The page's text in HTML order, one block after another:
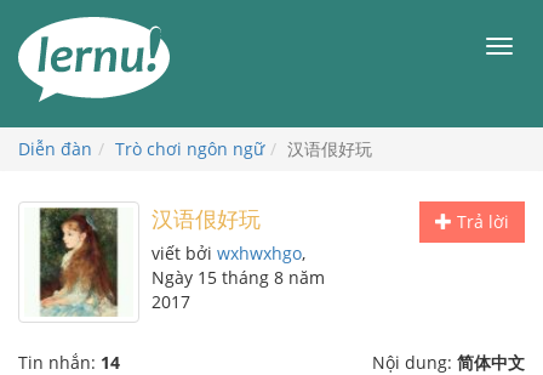
đến
phần
dung
Diễn đàn Trò chơi ngôn ngữ 汉语佷好玩
Trả lời
汉语佷好玩
viết bởi wxhwxhgo,
Ngày 15 tháng 8 năm
2017
Tin nhắn: 14 Nội dung: 简体中文